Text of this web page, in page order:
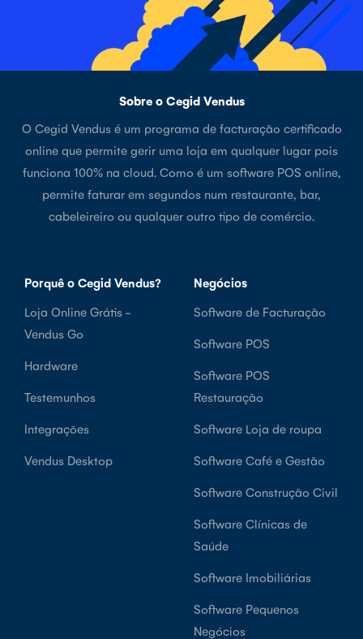
Sobre o Cegid Vendus
O Cegid Vendus é um programa de facturação certificado
online que permite gerir uma loja em qualquer lugar pois
funciona 100% na cloud. Como é um software POS online,
permite faturar em segundos num restaurante, bar,
cabeleireiro ou qualquer outro tipo de comércio.
Porquê o Cegid Vendus?
Loja Online Grátis -
Vendus Go
Hardware
Testemunhos
Integrações
Vendus Desktop
Negócios
Software de Facturação
Software POS
Software POS
Restauração
Software Loja de roupa
Software Café e Gestão
Software Construção Civil
Software Clínicas de
Saúde
Software Imobiliárias
Software Pequenos
Negócios